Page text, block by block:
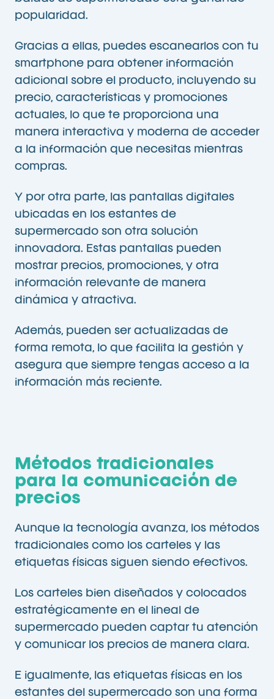
popularidad.
Gracias a ellas, puedes escanearlos con tu
smartphone para obtener información
adicional sobre el producto, incluyendo su
precio, características y promociones
actuales, lo que te proporciona una
manera interactiva y moderna de acceder
a la información que necesitas mientras
compras.
Y por otra parte, las pantallas digitales
ubicadas en los estantes de
supermercado son otra solución
innovadora. Estas pantallas pueden
mostrar precios, promociones, y otra
información relevante de manera
dinámica y atractiva.
Además, pueden ser actualizadas de
forma remota, lo que facilita la gestión y
asegura que siempre tengas acceso a la
información más reciente.
Métodos tradicionales
para la comunicación de
precios
Aunque la tecnología avanza, los métodos
tradicionales como los carteles y las
etiquetas físicas siguen siendo efectivos.
Los carteles bien diseñados y colocados
estratégicamente en el lineal de
supermercado pueden captar tu atención
y comunicar los precios de manera clara.
E igualmente, las etiquetas físicas en los
estantes del supermercado son una forma